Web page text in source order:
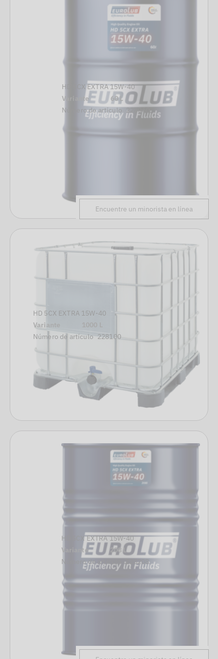
HD 5CX EXTRA 15W-40
Variante
60 L
Número de artículo 228060
Encuentre un minorista en línea
HD 5CX EXTRA 15W-40
Variante
Número de artículo 228100
HD 5CX EXTRA 15W-40
Variante
208 L
Número de artículo
228208